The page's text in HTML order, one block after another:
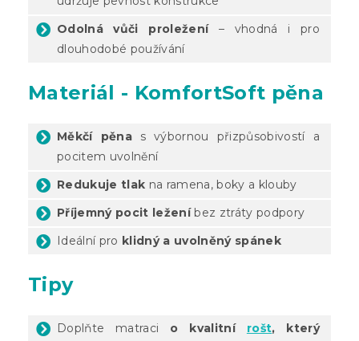
Odolná vůči proležení– vhodná i pro
dlouhodobé používání
Materiál - KomfortSoft pěna
Měkčí pěnas výbornou přizpůsobivostí a
pocitem uvolnění
Redukuje tlak na ramena, boky a klouby
Příjemný pocit leženíbez ztráty podpory
Ideální pro klidný a uvolněný spánek
Tipy
Doplňte matraci o kvalitní rošt, který